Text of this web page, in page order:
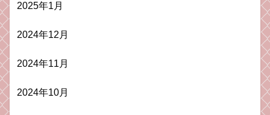
2025年1月
2024年12月
2024年11月
2024年10月